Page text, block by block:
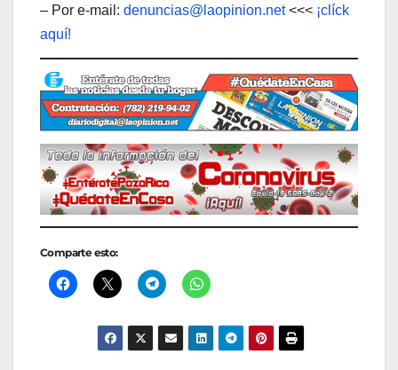
– Por e-mail: denuncias@laopinion.net<<< ¡clíck
aquí!
Comparte esto: